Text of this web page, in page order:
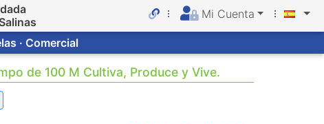
Mi Cuenta
· Comercial
de 100 M Cultiva, Produce y Vive.